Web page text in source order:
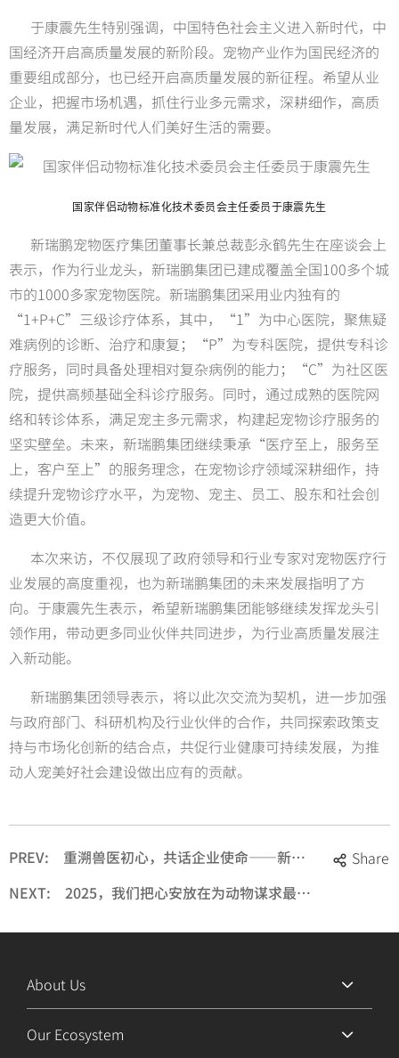
于康震先生特别强调，中国特色社会主义进入新时代，中
国经济开启高质量发展的新阶段。宠物产业作为国民经济的
重要组成部分，也已经开启高质量发展的新征程。希望从业
企业，把握市场机遇，抓住行业多元需求，深耕细作，高质
量发展，满足新时代人们美好生活的需要。
国家伴侣动物标准化技术委员会主任委员于康震先生
新瑞鹏宠物医疗集团董事长兼总裁彭永鹤先生在座谈会上
表示，作为行业龙头，新瑞鹏集团已建成覆盖全国100多个城
市的1000多家宠物医院。新瑞鹏集团采用业内独有的
“1+P+C”三级诊疗体系，其中，“1”为中心医院，聚焦疑
难病例的诊断、治疗和康复；“P”为专科医院，提供专科诊
疗服务，同时具备处理相对复杂病例的能力；“C”为社区医
院，提供高频基础全科诊疗服务。同时，通过成熟的医院网
络和转诊体系，满足宠主多元需求，构建起宠物诊疗服务的
坚实壁垒。未来，新瑞鹏集团继续秉承“医疗至上，服务至
上，客户至上”的服务理念，在宠物诊疗领域深耕细作，持
续提升宠物诊疗水平，为宠物、宠主、员工、股东和社会创
造更大价值。
本次来访，不仅展现了政府领导和行业专家对宠物医疗行
业发展的高度重视，也为新瑞鹏集团的未来发展指明了方
向。于康震先生表示，希望新瑞鹏集团能够继续发挥龙头引
领作用，带动更多同业伙伴共同进步，为行业高质量发展注
入新动能。
新瑞鹏集团领导表示，将以此次交流为契机，进一步加强
与政府部门、科研机构及行业伙伴的合作，共同探索政策支
持与市场化创新的结合点，共促行业健康可持续发展，为推
动人宠美好社会建设做出应有的贡献。
Share
PREV:
重溯兽医初心，共话企业使命——新瑞鹏集团企业医疗文化专家座谈会纪实
NEXT:
2025，我们把心安放在为动物谋求最大的医疗福利和保障上-新瑞鹏集团2025年新年致辞
About Us
Our Ecosystem